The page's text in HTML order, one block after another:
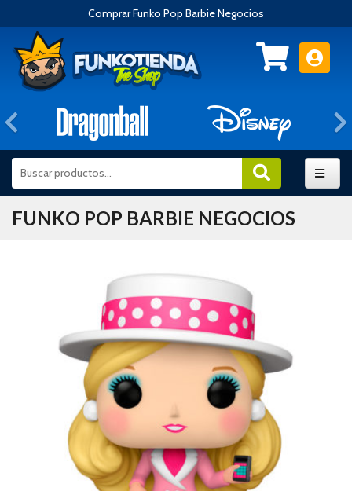
Comprar Funko Pop Barbie Negocios
Anterior
FUNKO POP BARBIE NEGOCIOS